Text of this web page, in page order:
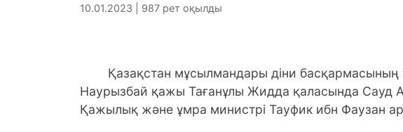
10.01.2023 | 987 рет оқылды
Қазақстан мұсылмандары діни басқармасының
Наурызбай қажы Тағанұлы Жидда қаласында Сауд
Қажылық және ұмра министрі Тауфик ибн Фаузан